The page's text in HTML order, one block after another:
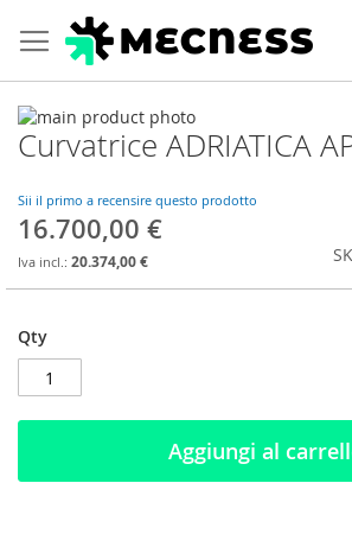
Vai
alla
fine
galleria
di
immagini
Vai
all'inizio
galleria
di
immagini
Curvatrice ADRIATICA
Sii il primo a recensire questo prodotto
16.700,00 €
20.374,00 €
Qty
Aggiungi al